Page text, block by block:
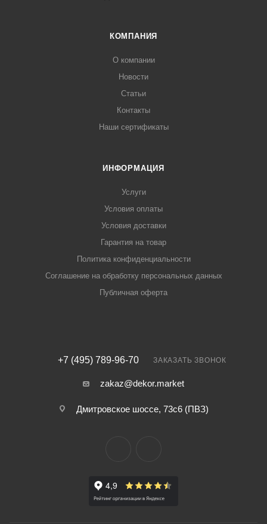
КОМПАНИЯ
О компании
Новости
Статьи
Контакты
Наши сертификаты
ИНФОРМАЦИЯ
Услуги
Условия оплаты
Условия доставки
Гарантия на товар
Политика конфиденциальности
Соглашение на обработку персональных данных
Публичная оферта
+7 (495) 789-96-70 ЗАКАЗАТЬ ЗВОНОК
zakaz@dekor.market
Дмитровское шоссе, 73с6 (ПВЗ)